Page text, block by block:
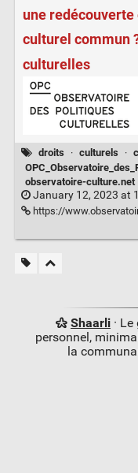
une redécouverte
culturel commun
culturelles
droits · culturels ·
observatoire-culture.net
January 12, 2023 at
https://www.observatoire-culture.net/
Shaarli· Le
personnel,
la